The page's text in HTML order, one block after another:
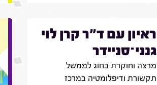
ראיון עם ד"ר קרן לוי
גנני־סניידר
מרצה וחוקרת בחוג לממשל
תקשורת ודיפלומטיה במרכז